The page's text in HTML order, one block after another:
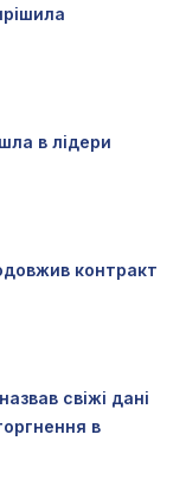
в лідери
контракт
свіжі дані
в